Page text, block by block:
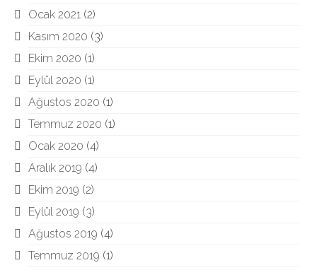
Ocak 2021 (2)
Kasım 2020 (3)
Ekim 2020 (1)
Eylül 2020 (1)
Ağustos 2020 (1)
Temmuz 2020 (1)
Ocak 2020 (4)
Aralık 2019 (4)
Ekim 2019 (2)
Eylül 2019 (3)
Ağustos 2019 (4)
Temmuz 2019 (1)